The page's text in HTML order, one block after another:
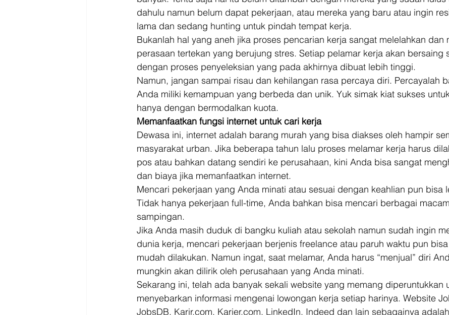
dahulu namun belum dapat pekerjaan, atau mereka yang baru atau ingin
lama dan sedang hunting untuk pindah tempat kerja.
Bukanlah hal yang aneh jika proses pencarian kerja sangat melelahkan dan
perasaan tertekan yang berujung stres. Setiap pelamar kerja akan bersaing
dengan proses penyeleksian yang pada akhirnya dibuat lebih tinggi.
Namun, jangan sampai risau dan kehilangan rasa percaya diri. Percayalah
Anda miliki kemampuan yang berbeda dan unik. Yuk simak kiat sukses
hanya dengan bermodalkan kuota.
Memanfaatkan fungsi internet untuk cari kerja
Dewasa ini, internet adalah barang murah yang bisa diakses oleh hampir
masyarakat urban. Jika beberapa tahun lalu proses melamar kerja harus
pos atau bahkan datang sendiri ke perusahaan, kini Anda bisa sangat
dan biaya jika memanfaatkan internet.
Mencari pekerjaan yang Anda minati atau sesuai dengan keahlian pun bisa
Tidak hanya pekerjaan full-time, Anda bahkan bisa mencari berbagai
sampingan.
Jika Anda masih duduk di bangku kuliah atau sekolah namun sudah ingin
dunia kerja, mencari pekerjaan berjenis freelance atau paruh waktu pun
mudah dilakukan. Namun ingat, saat melamar, Anda harus “menjual” diri
mungkin akan dilirik oleh perusahaan yang Anda minati.
Sekarang ini, telah ada banyak sekali website yang memang diperuntukkan
menyebarkan informasi mengenai lowongan kerja setiap harinya. Website
JobsDB, Karir.com, Karier.com, LinkedIn, Indeed dan lain sebagainya